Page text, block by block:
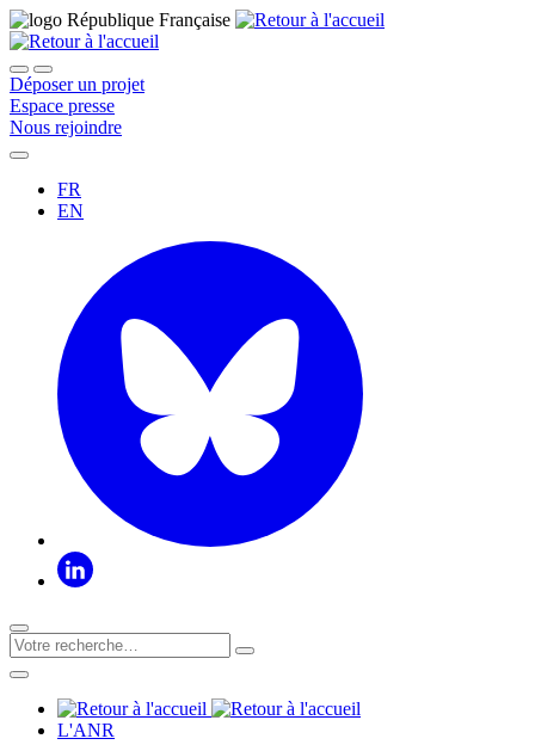
Déposer un projet
Espace presse
Nous rejoindre
FR
EN
L'ANR